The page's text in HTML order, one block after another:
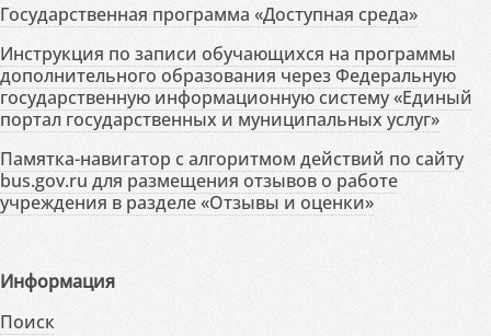
Государственная программа «Доступная среда»
Инструкция по записи обучающихся на программы
дополнительного образования через Федеральную
государственную информационную систему «Единый
портал государственных и муниципальных услуг»
Памятка-навигатор с алгоритмом действий по сайту
bus.gov.ru для размещения отзывов о работе
учреждения в разделе «Отзывы и оценки»
Информация
Поиск